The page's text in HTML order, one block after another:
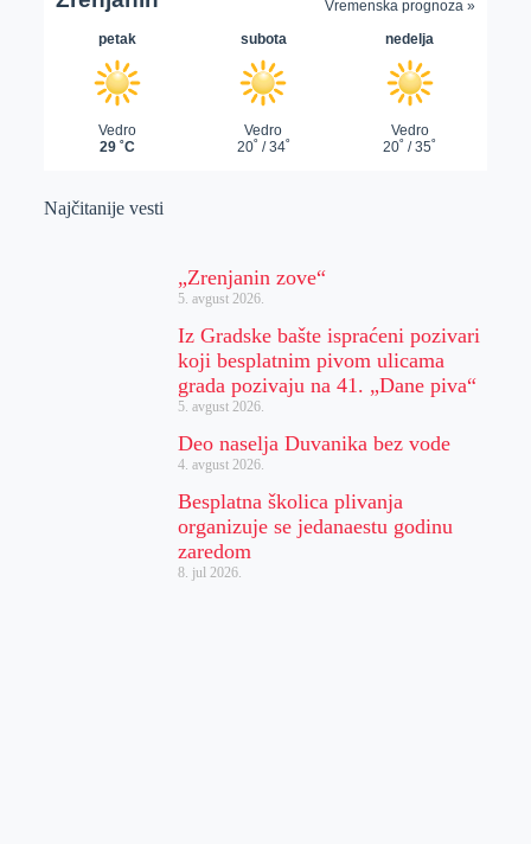
Najčitanije vesti
„Zrenjanin zove“
5. avgust 2026.
Iz Gradske bašte ispraćeni pozivari
koji besplatnim pivom ulicama
grada pozivaju na 41. „Dane piva“
5. avgust 2026.
Deo naselja Duvanika bez vode
4. avgust 2026.
Besplatna školica plivanja
organizuje se jedanaestu godinu
zaredom
8. jul 2026.